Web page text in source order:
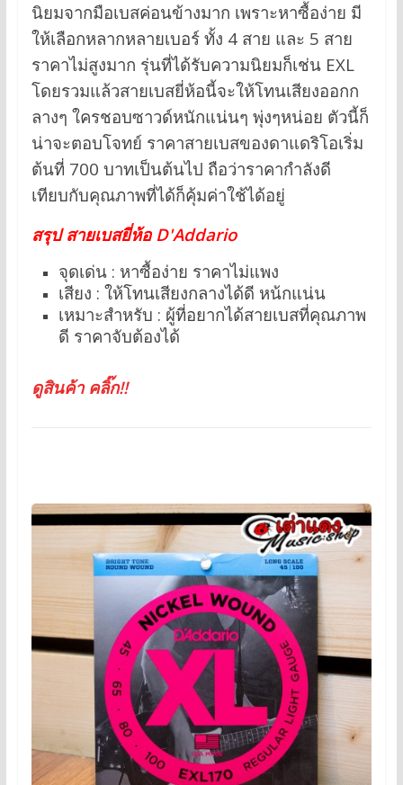
นิยมจากมือเบสค่อนข้างมาก เพราะหาซื้อง่าย มี
ให้เลือกหลากหลายเบอร์ ทั้ง 4 สาย และ 5 สาย
ราคาไม่สูงมาก รุ่นที่ได้รับความนิยมก็เช่น EXL
โดยรวมแล้วสายเบสยี่ห้อนี้จะให้โทนเสียงออกก
ลางๆ ใครชอบซาวด์หนักแน่นๆ พุ่งๆหน่อย ตัวนี้ก็
น่าจะตอบโจทย์ ราคาสายเบสของดาแดริโอเริ่ม
ต้นที่ 700 บาทเป็นต้นไป ถือว่าราคากำลังดี
เทียบกับคุณภาพที่ได้ก็คุ้มค่าใช้ได้อยู่
สรุป สายเบสยี่ห้อ D'Addario
จุดเด่น : หาซื้อง่าย ราคาไม่แพง
เสียง : ให้โทนเสียงกลางได้ดี หน้กแน่น
เหมาะสำหรับ : ผู้ที่อยากได้สายเบสที่คุณภาพ
ดี ราคาจับต้องได้
ดูสินค้า คลิ๊ก!!